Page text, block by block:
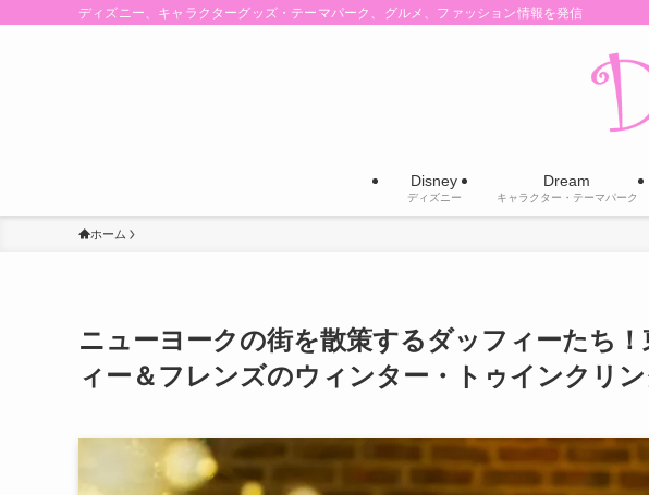
ディズニー、キャラクターグッズ・テーマパーク、グルメ、ファッション情報を発信
Disney
ディズニー
Dream
キャラクター・テーマパーク
ホーム
ニューヨークの街を散策するダッフィーたち
ィー＆フレンズのウィンター・トゥインクリ